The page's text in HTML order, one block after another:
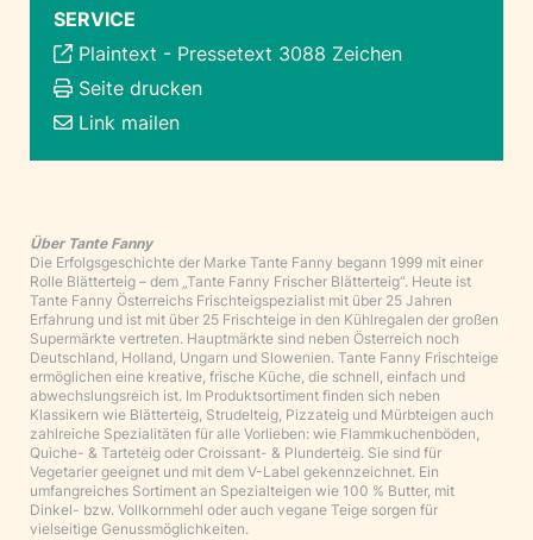
SERVICE
Plaintext - Pressetext 3088 Zeichen
Seite drucken
Link mailen
Über Tante Fanny
Die Erfolgsgeschichte der Marke Tante Fanny begann 1999 mit einer
Rolle Blätterteig – dem „Tante Fanny Frischer Blätterteig“. Heute ist
Tante Fanny Österreichs Frischteigspezialist mit über 25 Jahren
Erfahrung und ist mit über 25 Frischteige in den Kühlregalen der großen
Supermärkte vertreten. Hauptmärkte sind neben Österreich noch
Deutschland, Holland, Ungarn und Slowenien. Tante Fanny Frischteige
ermöglichen eine kreative, frische Küche, die schnell, einfach und
abwechslungsreich ist. Im Produktsortiment finden sich neben
Klassikern wie Blätterteig, Strudelteig, Pizzateig und Mürbteigen auch
zahlreiche Spezialitäten für alle Vorlieben: wie Flammkuchenböden,
Quiche- & Tarteteig oder Croissant- & Plunderteig. Sie sind für
Vegetarier geeignet und mit dem V-Label gekennzeichnet. Ein
umfangreiches Sortiment an Spezialteigen wie 100 % Butter, mit
Dinkel- bzw. Vollkornmehl oder auch vegane Teige sorgen für
vielseitige Genussmöglichkeiten.